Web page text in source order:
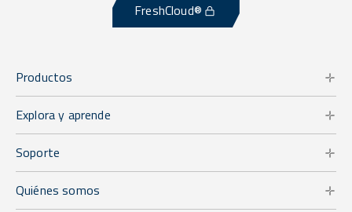
FreshCloud®
Productos
Explora y aprende
Soporte
Quiénes somos